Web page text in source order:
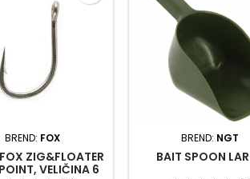
BREND: FOX
ZIG&FLOATER
VELIČINA 6
BREND: NGT
BAIT SPOON